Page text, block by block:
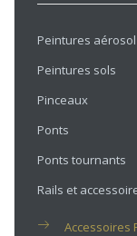
Peintures aérosol
Peintures sols
Pinceaux
Ponts
Ponts tournants
Rails et
Accessoires